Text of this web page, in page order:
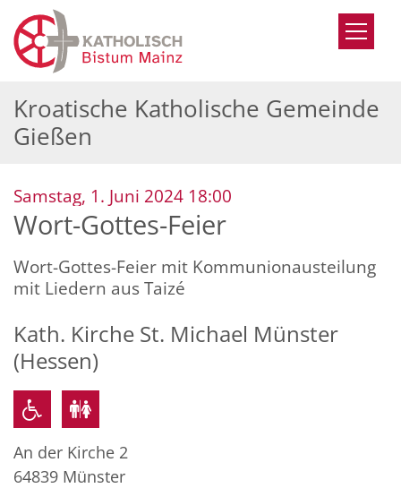
Zum Inhalt springen
Kroatische Katholische Gemeinde
Gießen
Samstag, 1. Juni 2024 18:00
Wort-Gottes-Feier
Wort-Gottes-Feier mit Kommunionausteilung
mit Liedern aus Taizé
Kath. Kirche St. Michael Münster
(Hessen)
An der Kirche 2
64839 Münster